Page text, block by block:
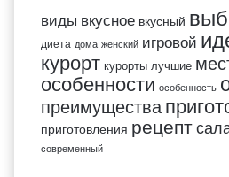
виды вкусное вкусный
диета дома женский игровой
курорт курорты лучшие
особенности особенность
преимущества
приготовления рецепт
современный